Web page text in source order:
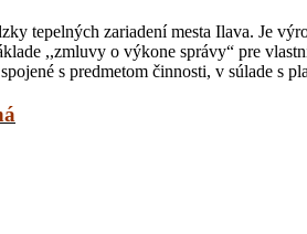
tepelných zariadení mesta Ilava. Je
,,zmluvy o výkone správy“ pre
s predmetom činnosti, v súlade s